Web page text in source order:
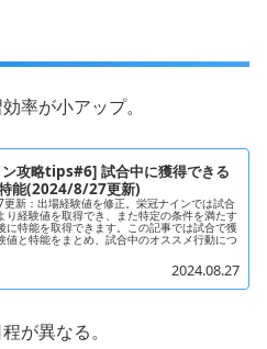
率が小アップ。
ン攻略tips#6] 試合中に獲得できる
能(2024/8/27更新)
新：出場経験値を修正。栄冠ナインでは試合
り経験値を取得でき、また特定の条件を満たす
に特能を取得できます。この記事では試合で獲
値と特能をまとめ、試合中のオススメ行動につ
2024.08.27
が異なる。